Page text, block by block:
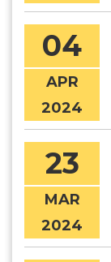
04
APR
2024
23
MAR
2024